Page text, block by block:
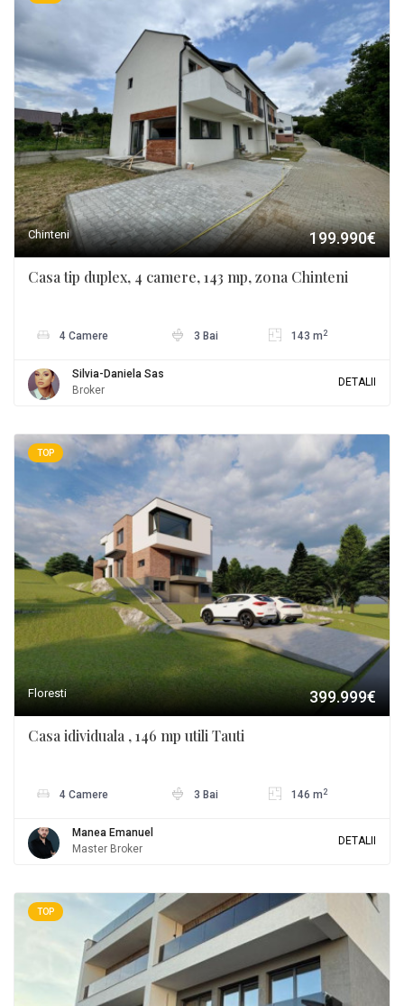
Chinteni 199.990€
Casa tip duplex, 4 camere, 143 mp, zona Chinteni
4 Camere 3 Bai 143 m 2
Silvia-Daniela Sas
Broker
DETALII
TOP
Floresti 399.999€
Casa idividuala , 146 mp utili Tauti
4 Camere 3 Bai 146 m 2
Manea Emanuel
Master Broker
DETALII
TOP